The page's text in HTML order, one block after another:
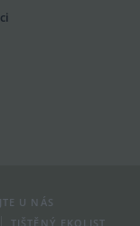
U NÁS
TIŠTĚNÝ EKOLIST